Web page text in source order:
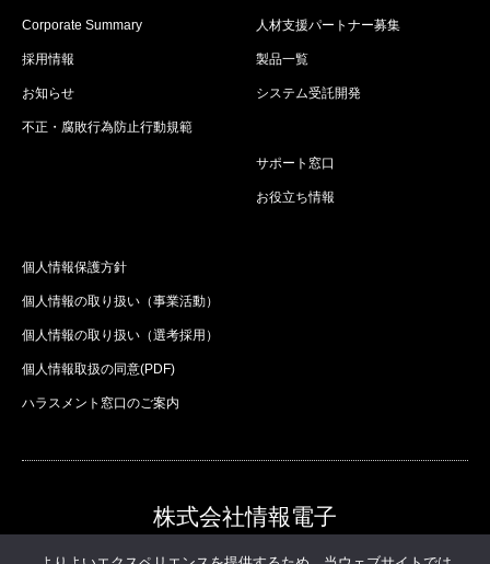
Corporate Summary
採用情報
お知らせ
不正・腐敗行為防止行動規範
人材支援パートナー募集
製品一覧
システム受託開発
サポート窓口
お役立ち情報
個人情報保護方針
個人情報の取り扱い（事業活動）
個人情報の取り扱い（選考採用）
個人情報取扱の同意(PDF)
ハラスメント窓口のご案内
株式会社情報電子
株式会社情報電子